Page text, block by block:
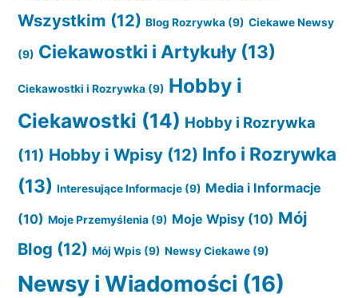
Wszystkim (12) Blog Rozrywka (9) Ciekawe Newsy
(9) Ciekawostki i Artykuły (13)
Ciekawostki i Rozrywka (9) Hobby i
Ciekawostki (14) Hobby i Rozrywka
(11) Hobby i Wpisy (12) Info i Rozrywka
(13) Interesujące Informacje (9) Media i Informacje
(10) Moje Przemyślenia (9) Moje Wpisy (10) Mój
Blog (12) Mój Wpis (9) Newsy Ciekawe (9)
Newsy i Wiadomości (16)